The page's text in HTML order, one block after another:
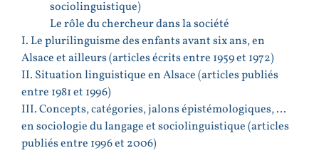
sociolinguistique)
Le rôle du chercheur dans la société
I. Le plurilinguisme des enfants avant six ans, en
Alsace et ailleurs (articles écrits entre 1959 et 1972)
II. Situation linguistique en Alsace (articles publiés
entre 1981 et 1996)
III. Concepts, catégories, jalons épistémologiques, …
en sociologie du langage et sociolinguistique (articles
publiés entre 1996 et 2006)